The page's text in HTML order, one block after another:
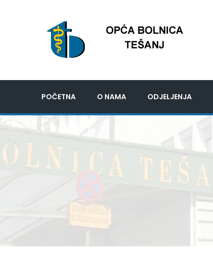
POČETNA O NAMA ODJELJENJA